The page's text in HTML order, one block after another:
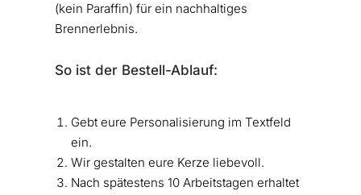
(kein Paraffin) für ein nachhaltiges
Brennerlebnis.
So ist der Bestell-Ablauf:
Gebt eure Personalisierung im Textfeld
ein.
Wir gestalten eure Kerze liebevoll.
Nach spätestens 10 Arbeitstagen erhaltet